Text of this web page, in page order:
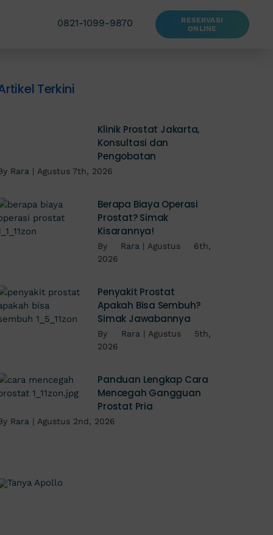
0821-1099-9870
RESERVASI
ONLINE
Terkini
Klinik Prostat Jakarta,
Konsultasi dan
Pengobatan
Rara | Agustus 7th, 2026
Berapa Biaya Operasi
Prostat? Simak
Kisarannya!
By Rara | Agustus 6th,
2026
Penyakit Prostat
Apakah Bisa Sembuh?
Simak Jawabannya
By Rara | Agustus 5th,
2026
Panduan Lengkap Cara
Mencegah Gangguan
Prostat Pria
Rara | Agustus 2nd, 2026